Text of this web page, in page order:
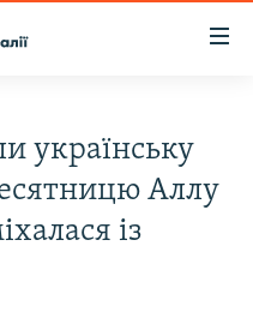
українську
Аллу
із